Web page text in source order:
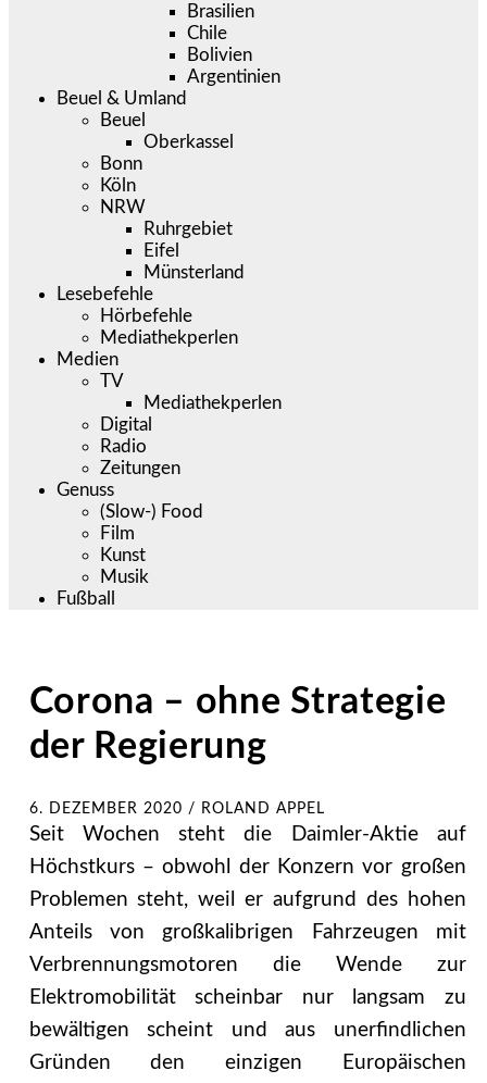
Brasilien
Chile
Bolivien
Argentinien
Beuel & Umland
Beuel
Oberkassel
Bonn
Köln
NRW
Ruhrgebiet
Eifel
Münsterland
Lesebefehle
Hörbefehle
Mediathekperlen
Medien
TV
Mediathekperlen
Digital
Radio
Zeitungen
Genuss
(Slow-) Food
Film
Kunst
Musik
Fußball
Corona – ohne Strategie
der Regierung
6. DEZEMBER 2020 / ROLAND APPEL
Seit Wochen steht die Daimler-Aktie auf
Höchstkurs – obwohl der Konzern vor großen
Problemen steht, weil er aufgrund des hohen
Anteils von großkalibrigen Fahrzeugen mit
Verbrennungsmotoren die Wende zur
Elektromobilität scheinbar nur langsam zu
bewältigen scheint und aus unerfindlichen
Gründen den einzigen Europäischen